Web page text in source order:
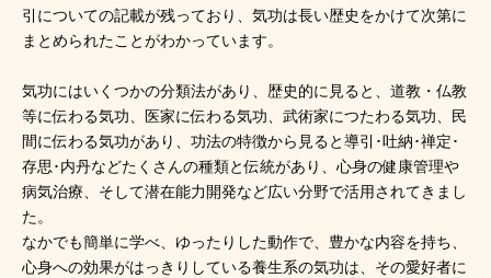
引についての記載が残っており、気功は長い歴史をかけて次第に
まとめられたことがわかっています。
気功にはいくつかの分類法があり、歴史的に見ると、道教・仏教
等に伝わる気功、医家に伝わる気功、武術家につたわる気功、民
間に伝わる気功があり、功法の特徴から見ると導引･吐納･禅定･
存思･内丹などたくさんの種類と伝統があり、心身の健康管理や
病気治療、そして潜在能力開発など広い分野で活用されてきまし
た。
なかでも簡単に学べ、ゆったりした動作で、豊かな内容を持ち、
心身への効果がはっきりしている養生系の気功は、その愛好者に